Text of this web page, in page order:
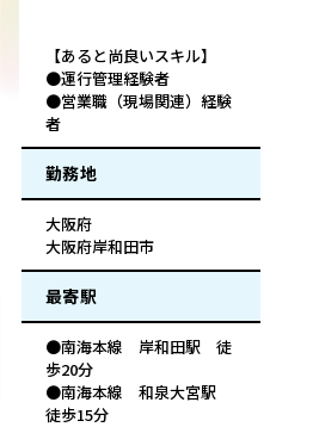
【あると尚良いスキル】
●運行管理経験者
●営業職（現場関連）経験
者
勤務地
大阪府
大阪府岸和田市
最寄駅
●南海本線 岸和田駅 徒
歩20分
●南海本線 和泉大宮駅
徒歩15分